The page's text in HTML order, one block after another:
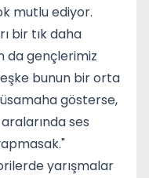
mutlu ediyor.
bir tık daha
da gençlerimiz
bunun bir orta
gösterse,
ses
yarışmalar